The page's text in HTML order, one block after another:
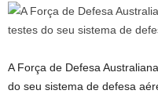
A Força de Defesa
do seu sistema de defesa